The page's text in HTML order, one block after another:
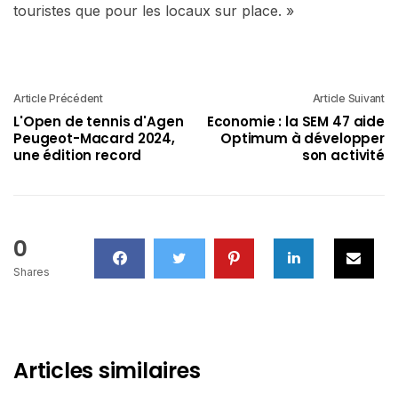
touristes que pour les locaux sur place. »
Article Précédent
L'Open de tennis d'Agen
Peugeot-Macard 2024,
une édition record
Article Suivant
Economie : la SEM 47 aide
Optimum à développer
son activité
0
Shares
Articles similaires